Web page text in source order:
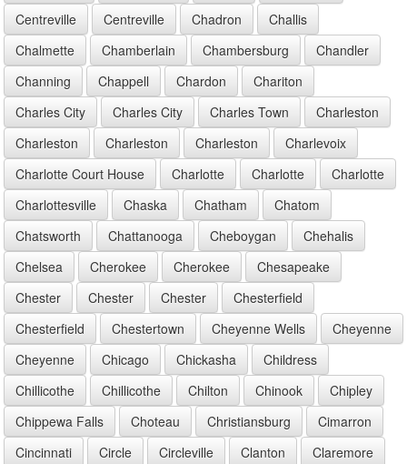
Centreville
Centreville Chadron
Challis
Chalmette
Chamberlain Chambersburg
Chandler
Channing
Chappell Chardon
Chariton
Charles City
Charles City Charles Town
Charleston
Charleston
Charleston Charleston
Charlevoix
Charlotte Court House
Charlotte Charlotte
Charlotte
Charlottesville
Chaska Chatham
Chatom
Chatsworth
Chattanooga Cheboygan
Chehalis
Chelsea
Cherokee Cherokee
Chesapeake
Chester
Chester Chester
Chesterfield
Chesterfield
Chestertown Cheyenne Wells
Cheyenne
Cheyenne
Chicago Chickasha
Childress
Chillicothe
Chillicothe Chilton Chinook
Chipley
Chippewa Falls
Choteau Christiansburg
Cimarron
Cincinnati
Circle Circleville Clanton
Claremore